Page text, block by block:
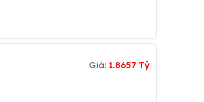
Giá: 1.8657 Tỷ